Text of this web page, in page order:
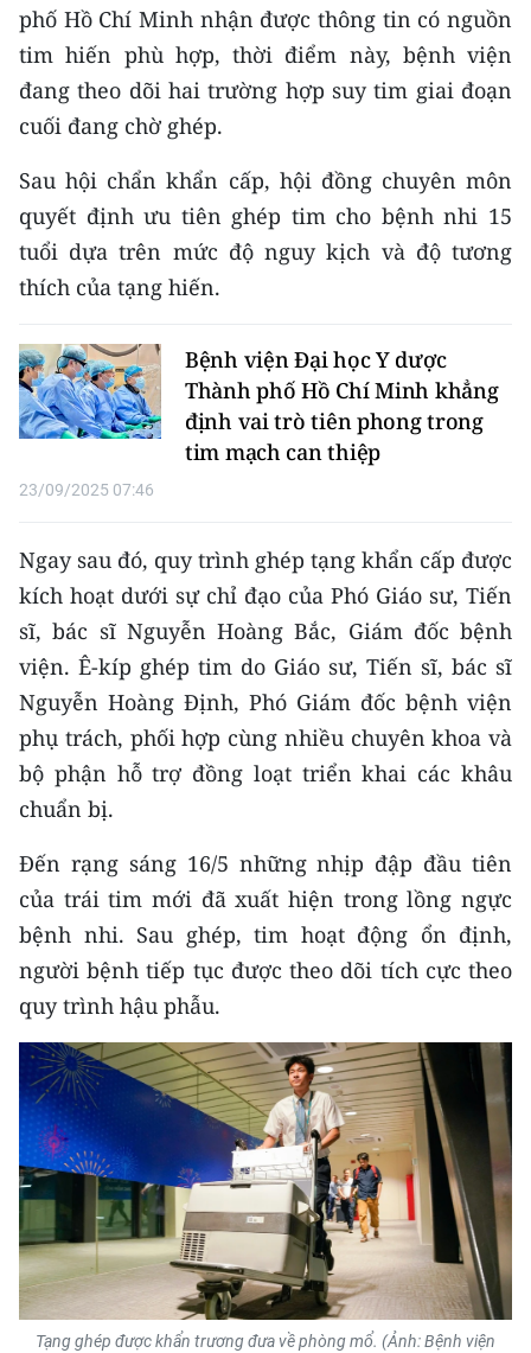
CHƯƠNG TRÌNH OCOP - MỖI XÃ
MỘT SẢN PHẨM
RADIO
MEDIA CENTER
E-Magazine
Video
Media Chính trị
Media Kinh tế
Media Pháp luật
Media Du lịch
Media Thế giới
Media Thể thao
Media Giáo dục
Media Y tế
Media Khoa học - Công nghệ
Media Môi trường
Ảnh
TIN MỚI
TIN ĐỊA PHƯƠNG
Trung du và miền núi phía Bắc
Đồng bằng sông Hồng
Bắc Trung Bộ
phố Hồ Chí Minh nhận được thông tin có nguồn
tim hiến phù hợp, thời điểm này, bệnh viện
đang theo dõi hai trường hợp suy tim giai đoạn
cuối đang chờ ghép.
Sau hội chẩn khẩn cấp, hội đồng chuyên môn
quyết định ưu tiên ghép tim cho bệnh nhi 15
tuổi dựa trên mức độ nguy kịch và độ tương
thích của tạng hiến.
Bệnh viện Đại học Y dược
Thành phố Hồ Chí Minh khẳng
định vai trò tiên phong trong
tim mạch can thiệp
23/09/2025 07:46
Ngay sau đó, quy trình ghép tạng khẩn cấp được
kích hoạt dưới sự chỉ đạo của Phó Giáo sư, Tiến
sĩ, bác sĩ Nguyễn Hoàng Bắc, Giám đốc bệnh
viện. Ê-kíp ghép tim do Giáo sư, Tiến sĩ, bác sĩ
Nguyễn Hoàng Định, Phó Giám đốc bệnh viện
phụ trách, phối hợp cùng nhiều chuyên khoa và
bộ phận hỗ trợ đồng loạt triển khai các khâu
chuẩn bị.
Đến rạng sáng 16/5 những nhịp đập đầu tiên
của trái tim mới đã xuất hiện trong lồng ngực
bệnh nhi. Sau ghép, tim hoạt động ổn định,
người bệnh tiếp tục được theo dõi tích cực theo
quy trình hậu phẫu.
Tạng ghép được khẩn trương đưa về phòng mổ. (Ảnh: Bệnh viện